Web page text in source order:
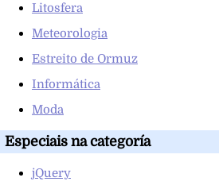
Litosfera
Meteorologia
Estreito de Ormuz
Informática
Moda
Especiais na categoría
jQuery